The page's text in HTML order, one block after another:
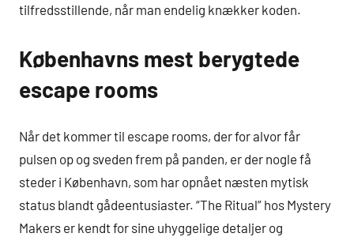
tilfredsstillende, når man endelig knækker koden.
Københavns mest berygtede
escape rooms
Når det kommer til escape rooms, der for alvor får
pulsen op og sveden frem på panden, er der nogle få
steder i København, som har opnået næsten mytisk
status blandt gådeentusiaster. “The Ritual” hos Mystery
Makers er kendt for sine uhyggelige detaljer og